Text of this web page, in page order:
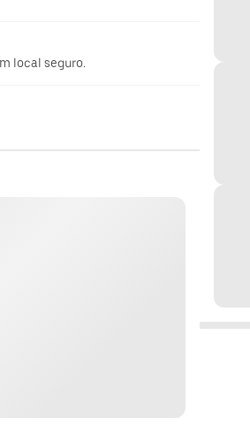
local seguro.